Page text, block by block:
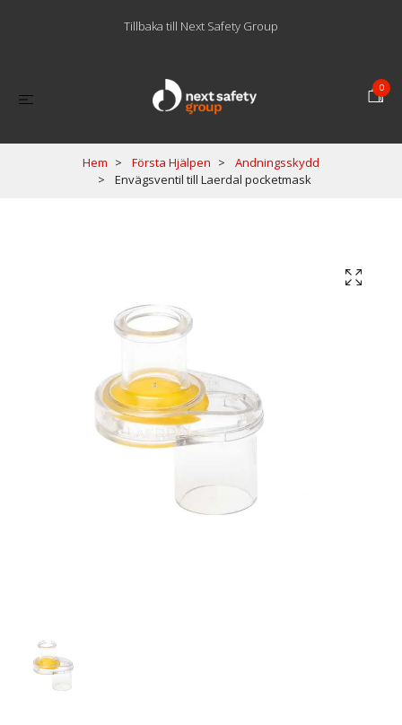
Tillbaka till Next Safety Group
0
Hem Första Hjälpen
Andningsskydd
Envägsventil till Laerdal pocketmask